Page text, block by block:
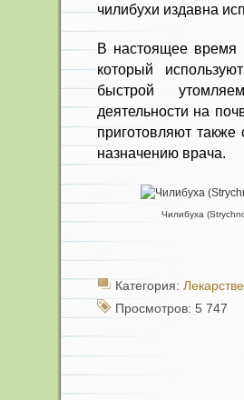
чилибухи издавна
В настоящее время
который
быстрой
деятельности на
приготовляют также
назначению врача.
Чилибуха
Категория:
Просмотров: 5 747